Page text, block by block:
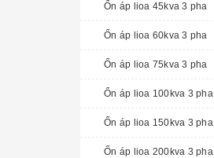
Ổn áp lioa 45kva 3 pha
Ổn áp lioa 60kva 3 pha
Ổn áp lioa 75kva 3 pha
Ổn áp lioa 100kva 3 pha
Ổn áp lioa 150kva 3 pha
Ổn áp lioa 200kva 3 pha